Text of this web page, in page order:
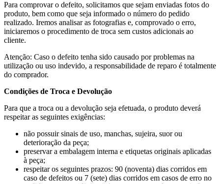
Para comprovar o defeito, solicitamos que sejam enviadas fotos do
produto, bem como que seja informado o número do pedido
realizado. Iremos analisar as fotografias e, comprovado o erro,
iniciaremos o procedimento de troca sem custos adicionais ao
cliente.
Atenção: Caso o defeito tenha sido causado por problemas na
utilização ou uso indevido, a responsabilidade de reparo é totalmente
do comprador.
Condições de Troca e Devolução
Para que a troca ou a devolução seja efetuada, o produto deverá
respeitar as seguintes exigências:
não possuir sinais de uso, manchas, sujeira, suor ou
deterioração da peça;
preservar a embalagem interna e etiquetas originais aplicadas
à peça;
respeitar os seguintes prazos: 90 (noventa) dias corridos em
caso de defeitos ou 7 (sete) dias corridos em casos de erro no